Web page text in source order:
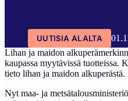
UUTISIA ALALTA
Lihan ja maidon
kaupassa myytävissä tuotteissa.
tieto lihan ja maidon alkuperästä.
Nyt maa- ja